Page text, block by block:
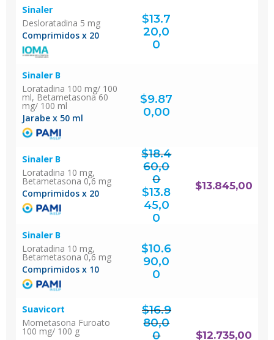
Sinaler
Desloratadina 5 mg
Comprimidos x 20
$13.7
20,0
0
Sinaler B
Loratadina 100 mg/ 100
ml, Betametasona 60
mg/ 100 ml
Jarabe x 50 ml
$9.87
0,00
Sinaler B
Loratadina 10 mg,
Betametasona 0,6 mg
Comprimidos x 20
$18.4
60,0
0
El
precio
original
era:
$18.460,00.
$13.8
45,0
0El
precio
$13.845,00
Sinaler B
Loratadina 10 mg,
Betametasona 0,6 mg
Comprimidos x 10
$10.6
90,0
0
Suavicort
Mometasona Furoato
100 mg/ 100 g
$16.9
80,0
0
$12.735,00